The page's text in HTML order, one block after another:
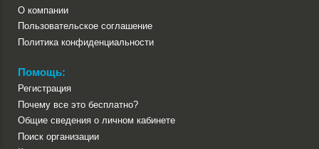
О компании
Пользовательское соглашение
Политика конфиденциальности
Помощь:
Регистрация
Почему все это бесплатно?
Общие сведения о личном кабинете
Поиск организации